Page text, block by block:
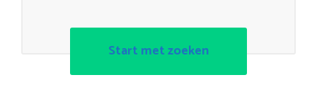
Start met zoeken